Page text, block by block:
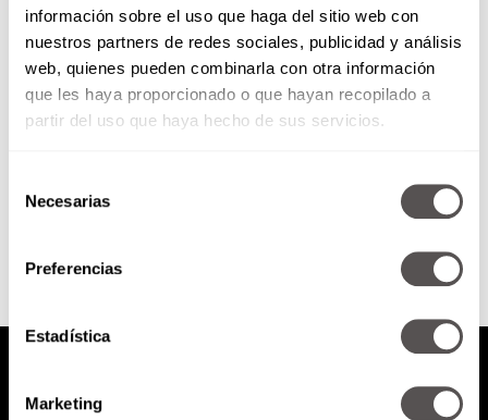
información sobre el uso que haga del sitio web con
nuestros partners de redes sociales, publicidad y análisis
web, quienes pueden combinarla con otra información
que les haya proporcionado o que hayan recopilado a
partir del uso que haya hecho de sus servicios.
Necesarias
Preferencias
Estadística
Marketing
Les damos paz, no siempre lo
más bello es lo mejor, escuchen
esto.